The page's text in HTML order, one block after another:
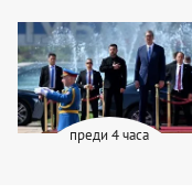
преди 4 часа